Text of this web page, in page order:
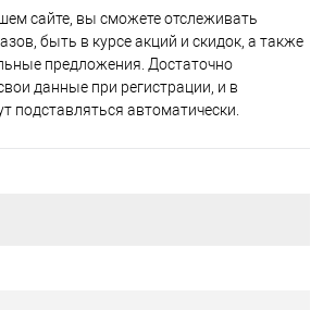
сайте, вы сможете отслеживать
быть в курсе акций и скидок, а также
предложения. Достаточно
данные при регистрации, и в
подставляться автоматически.